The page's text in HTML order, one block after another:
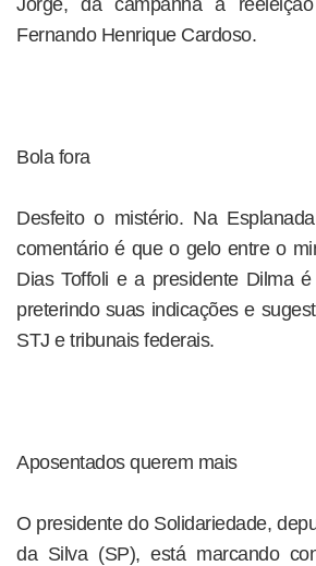
Fernando Henrique Cardoso.
Bola fora
Desfeito o mistério. Na
comentário é que o gelo entre o
Dias Toffoli e a presidente Dilma
preterindo suas indicações e
STJ e tribunais federais.
Aposentados querem mais
O presidente do Solidariedade,
da Silva (SP), está marcando